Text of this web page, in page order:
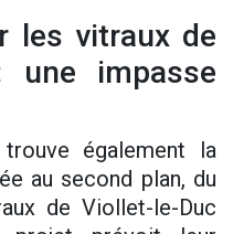
les vitraux de
impasse
également la
au second plan, du
de Viollet-le-Duc